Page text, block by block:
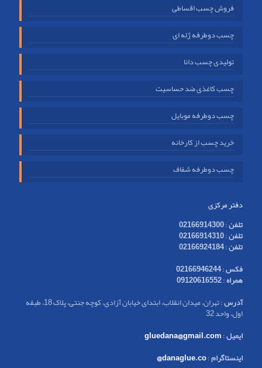
فروش چسب اقساطی
چسب دوطرفه ژله ای
تولیدی چسب دانا
چسب کاغذی ضد حساسیت
چسب دوطرفه موبایل
خرید چسب از کارخانه
چسب دوطرفه شفاف
دفتر مرکزی
تلفن:
02166914300
تلفن:
02166914310
تلفن:
02166924184
فکس:
02166946244
همراه:
09120616552
آدرس
: تهران، میدان انقلاب، ابتدای خیابان آزادی، کوچه جنتی، پلاک 18، طبقه
اول، واحد 32
ایمیل:
gluedana@gmail.com
اینستاگرام:
danaglue.co@